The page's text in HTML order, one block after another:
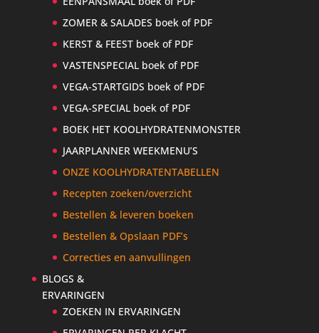
ZOMER & SALADES boek of PDF
KERST & FEEST boek of PDF
VASTENSPECIAL boek of PDF
VEGA-STARTGIDS boek of PDF
VEGA-SPECIAL boek of PDF
BOEK HET KOOLHYDRATENMONSTER
JAARPLANNER WEEKMENU’S
ONZE KOOLHYDRATENTABELLEN
Recepten zoeken/overzicht
Bestellen & leveren boeken
Bestellen & Opslaan PDF’s
Correcties en aanvullingen
BLOGS &
ERVARINGEN
ZOEKEN IN ERVARINGEN